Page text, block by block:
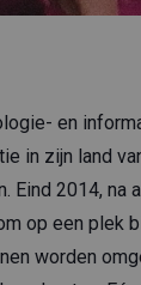
en
in zijn land
Eind 2014,
op een plek
worden